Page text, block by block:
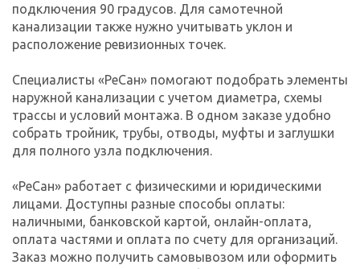
подключения 90 градусов. Для самотечной
канализации также нужно учитывать уклон и
расположение ревизионных точек.
Специалисты «РеСан» помогают подобрать элементы
наружной канализации с учетом диаметра, схемы
трассы и условий монтажа. В одном заказе удобно
собрать тройник, трубы, отводы, муфты и заглушки
для полного узла подключения.
«РеСан» работает с физическими и юридическими
лицами. Доступны разные способы оплаты:
наличными, банковской картой, онлайн-оплата,
оплата частями и оплата по счету для организаций.
Заказ можно получить самовывозом или оформить